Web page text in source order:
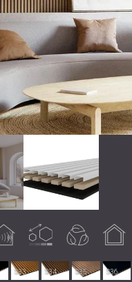
персонализиране
употреба
S33 S34 S35 S36